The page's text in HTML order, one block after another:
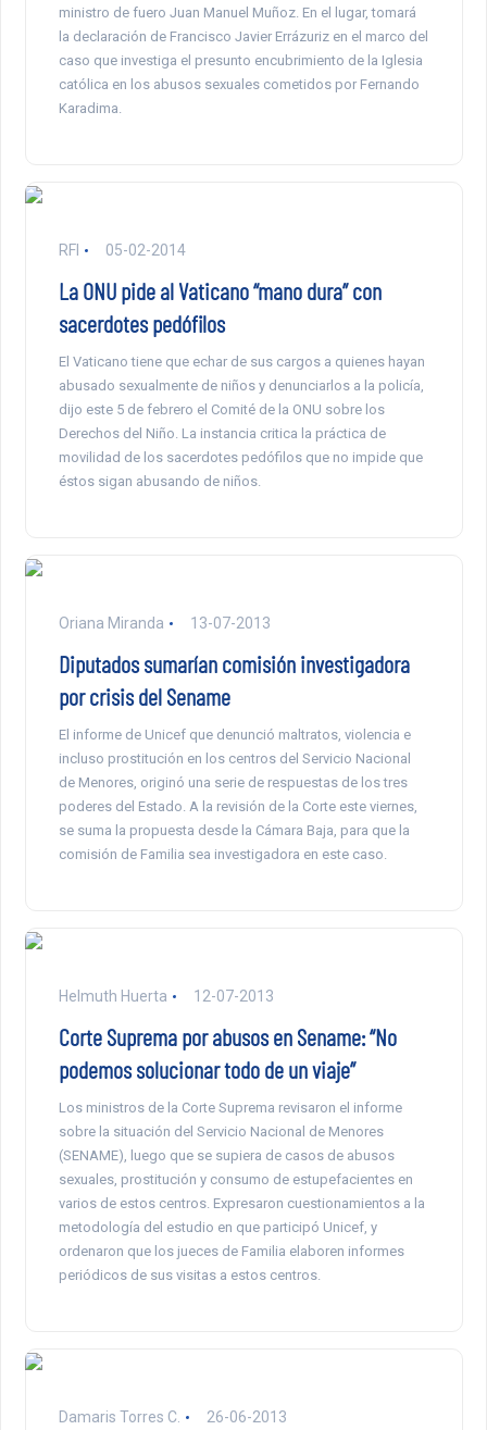
ministro de fuero Juan Manuel Muñoz. En el lugar, tomará
la declaración de Francisco Javier Errázuriz en el marco del
caso que investiga el presunto encubrimiento de la Iglesia
católica en los abusos sexuales cometidos por Fernando
Karadima.
RFI 05-02-2014
La ONU pide al Vaticano “mano dura” con
sacerdotes pedófilos
El Vaticano tiene que echar de sus cargos a quienes hayan
abusado sexualmente de niños y denunciarlos a la policía,
dijo este 5 de febrero el Comité de la ONU sobre los
Derechos del Niño. La instancia critica la práctica de
movilidad de los sacerdotes pedófilos que no impide que
éstos sigan abusando de niños.
Oriana Miranda 13-07-2013
Diputados sumarían comisión investigadora
por crisis del Sename
El informe de Unicef que denunció maltratos, violencia e
incluso prostitución en los centros del Servicio Nacional
de Menores, originó una serie de respuestas de los tres
poderes del Estado. A la revisión de la Corte este viernes,
se suma la propuesta desde la Cámara Baja, para que la
comisión de Familia sea investigadora en este caso.
Helmuth Huerta 12-07-2013
Corte Suprema por abusos en Sename: “No
podemos solucionar todo de un viaje”
Los ministros de la Corte Suprema revisaron el informe
sobre la situación del Servicio Nacional de Menores
(SENAME), luego que se supiera de casos de abusos
sexuales, prostitución y consumo de estupefacientes en
varios de estos centros. Expresaron cuestionamientos a la
metodología del estudio en que participó Unicef, y
ordenaron que los jueces de Familia elaboren informes
periódicos de sus visitas a estos centros.
Damaris Torres C. 26-06-2013